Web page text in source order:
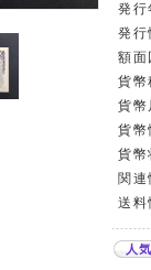
発
発行
額面
貨幣
貨
貨幣
貨幣
関連
送料
人